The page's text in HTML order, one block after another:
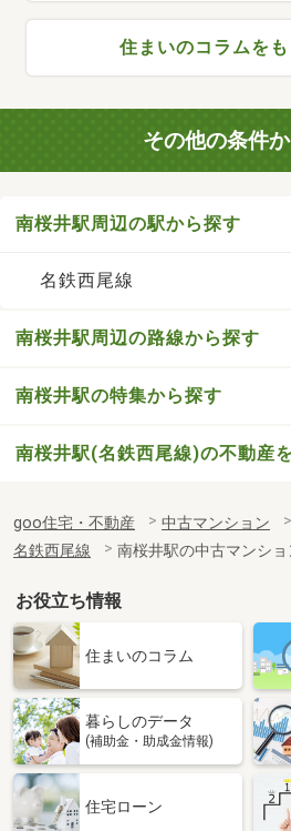
住まいのコラムを
その他の条件
南桜井駅周辺の駅から探す
名鉄西尾線
南桜井駅周辺の路線から探す
南桜井駅の特集から探す
南桜井駅(名鉄西尾線)の不動産
goo住宅・不動産 中古マンション
名鉄西尾線
南桜井駅の中古マンシ
お役立ち情報
住まいのコラム
暮らしのデータ
(補助金・助成金情報)
住宅ローン